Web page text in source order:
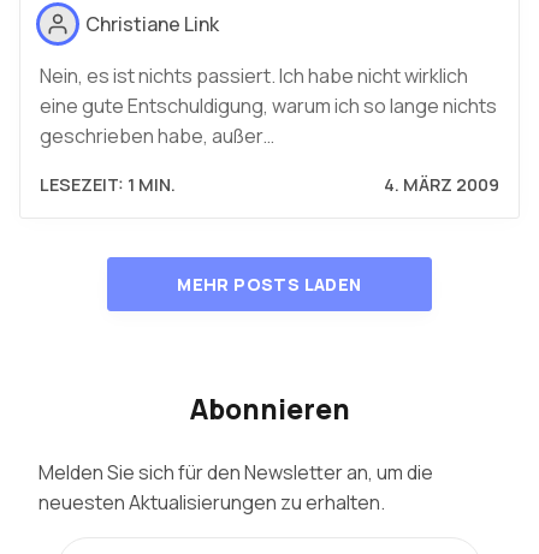
Christiane Link
Nein, es ist nichts passiert. Ich habe nicht wirklich
eine gute Entschuldigung, warum ich so lange nichts
geschrieben habe, außer…
LESEZEIT: 1 MIN. 4. MÄRZ 2009
MEHR POSTS LADEN
Abonnieren
Melden Sie sich für den Newsletter an, um die
neuesten Aktualisierungen zu erhalten.